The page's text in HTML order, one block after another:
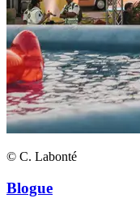
© C. Labonté
Blogue